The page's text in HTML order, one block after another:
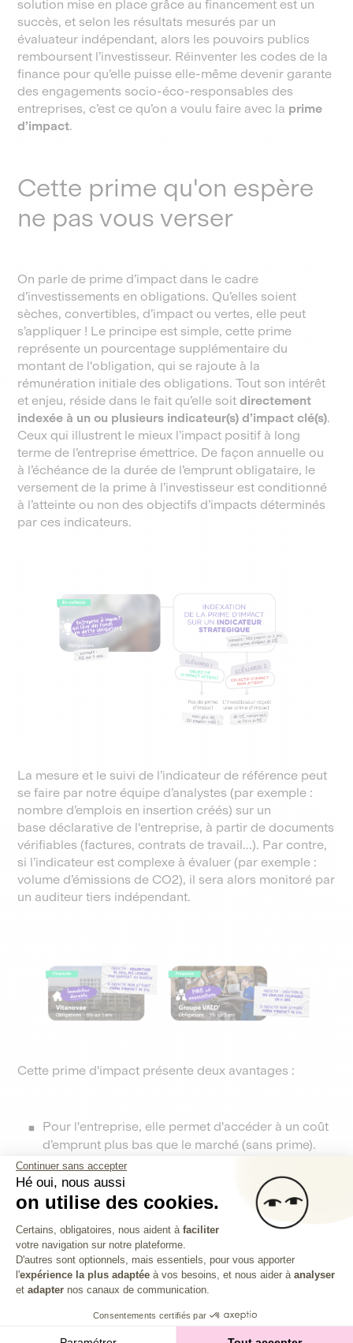
solution mise en place grâce au financement est un
succès, et selon les résultats mesurés par un
évaluateur indépendant, alors les pouvoirs publics
remboursent l’investisseur. Réinventer les codes de la
finance pour qu’elle puisse elle-même devenir garante
des engagements socio-éco-responsables des
entreprises, c’est ce qu’on a voulu faire avec la prime
d’impact.
Cette prime qu'on espère
ne pas vous verser
On parle de prime d’impact dans le cadre
d’investissements en obligations. Qu’elles soient
sèches, convertibles, d’impact ou vertes, elle peut
s’appliquer ! Le principe est simple, cette prime
représente un pourcentage supplémentaire du
montant de l'obligation, qui se rajoute à la
rémunération initiale des obligations. Tout son intérêt
et enjeu, réside dans le fait qu’elle soitdirectement
indexée à un ou plusieurs indicateur(s) d’impact clé(s).
Ceux qui illustrent le mieux l’impact positif à long
terme de l’entreprise émettrice. De façon annuelle ou
à l’échéance de la durée de l’emprunt obligataire, le
versement de la prime à l’investisseur est conditionné
à l’atteinte ou non des objectifs d’impacts déterminés
par ces indicateurs.
La mesure et le suivi de l’indicateur de référence peut
se faire par notre équipe d’analystes (par exemple :
nombre d’emplois en insertion créés) sur un
base déclarative de l'entreprise, à partir de documents
vérifiables (factures, contrats de travail...). Par contre,
si l’indicateur est complexe à évaluer (par exemple :
volume d’émissions de CO2), il sera alors monitoré par
un auditeur tiers indépendant.
Cette prime d'impact présente deux avantages :
Pour l'entreprise, elle permet d'accéder à un coût
d’emprunt plus bas que le marché (sans prime).
Elle ne paiera le prix fort que si ses engagements
ne sont pas respectés.
Pour l’investisseur, elle permet de sécuriser le
caractère durable de l’investissement. Comme
une pénalité, la prime incite l’entreprise aux
meilleurs efforts pour réaliser son ambition
d’impact.
Nos obligations vertes
Continuer sans accepter
Hé oui, nous aussi
on utilise des cookies.
Plateforme de Gestion du
Certains, obligatoires, nous aident à faciliter
votre navigation sur notre plateforme.
D'autres sont optionnels, mais essentiels, pour vous apporter
l'expérience la plus adaptée à vos besoins, et nous aider à analyser
et adapter nos canaux de communication.
Consentements certifiés par
Axeptio consent